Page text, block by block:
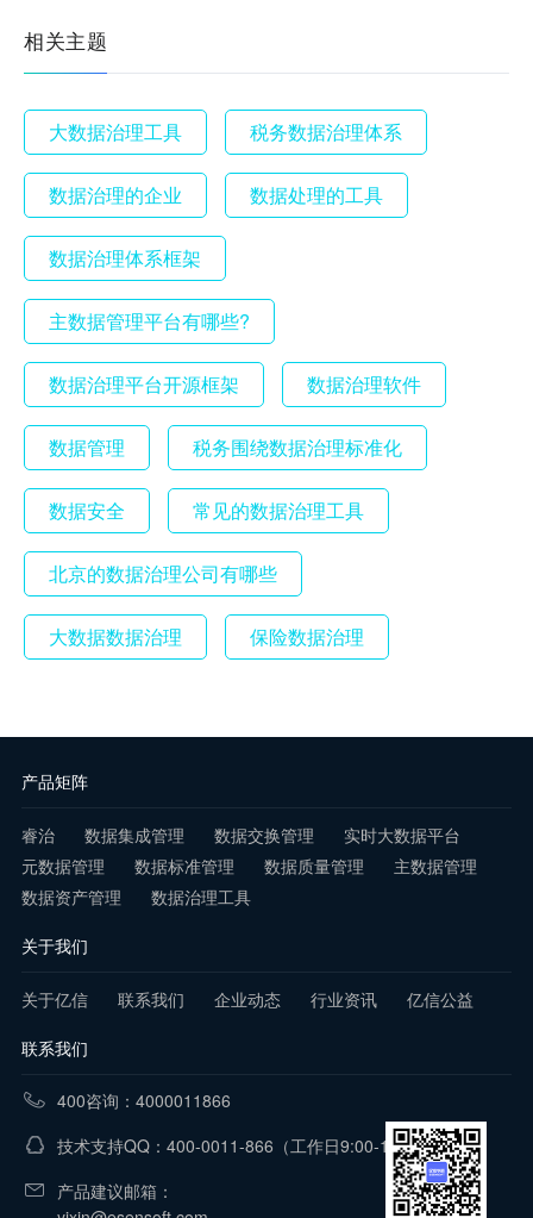
相关主题
大数据治理工具 税务数据治理体系
数据治理的企业 数据处理的工具
数据治理体系框架
主数据管理平台有哪些?
数据治理平台开源框架 数据治理软件
数据管理 税务围绕数据治理标准化
数据安全 常见的数据治理工具
北京的数据治理公司有哪些
大数据数据治理 保险数据治理
产品矩阵
睿治 数据集成管理 数据交换管理
实时大数据平台
元数据管理
数据标准管理 数据质量管理
主数据管理
数据资产管理
数据治理工具
关于我们
关于亿信 联系我们 企业动态 行业资讯 亿信公益
联系我们
400咨询：4000011866
技术支持QQ：400-0011-866 （工作日9:00-18:00）
产品建议邮箱：